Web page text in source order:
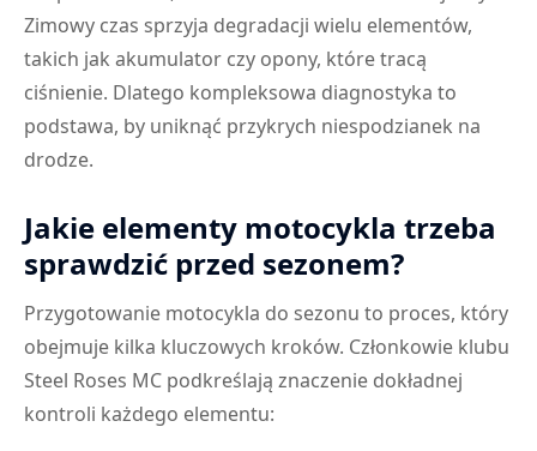
Zimowy czas sprzyja degradacji wielu elementów,
takich jak akumulator czy opony, które tracą
ciśnienie. Dlatego kompleksowa diagnostyka to
podstawa, by uniknąć przykrych niespodzianek na
drodze.
Jakie elementy motocykla trzeba
sprawdzić przed sezonem?
Przygotowanie motocykla do sezonu to proces, który
obejmuje kilka kluczowych kroków. Członkowie klubu
Steel Roses MC podkreślają znaczenie dokładnej
kontroli każdego elementu: